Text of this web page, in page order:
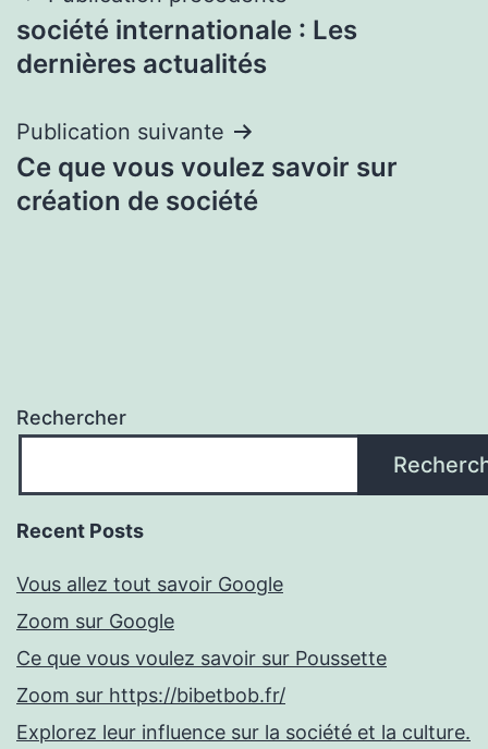
de
société internationale : Les
dernières actualités
Publication suivante
Ce que vous voulez savoir sur
création de société
Rechercher
Recent Posts
Vous allez tout savoir Google
Zoom sur Google
Ce que vous voulez savoir sur Poussette
Zoom sur https://bibetbob.fr/
Explorez leur influence sur la société et la culture.